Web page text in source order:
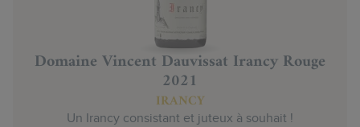
Domaine Vincent Dauvissat Irancy Rouge
2021
IRANCY
Un Irancy consistant et juteux à souhait !